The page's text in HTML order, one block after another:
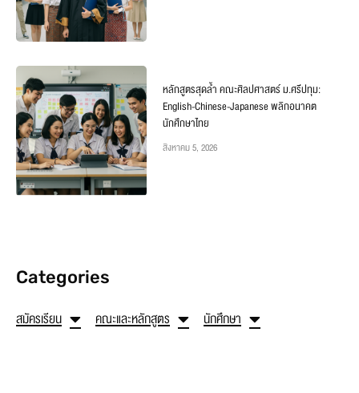
หลักสูตรสุดล้ำ คณะศิลปศาสตร์ ม.ศรีปทุม:
English-Chinese-Japanese พลิกอนาคต
นักศึกษาไทย
สิงหาคม 5, 2026
Categories
สมัครเรียน คณะและหลักสูตร นักศึกษา